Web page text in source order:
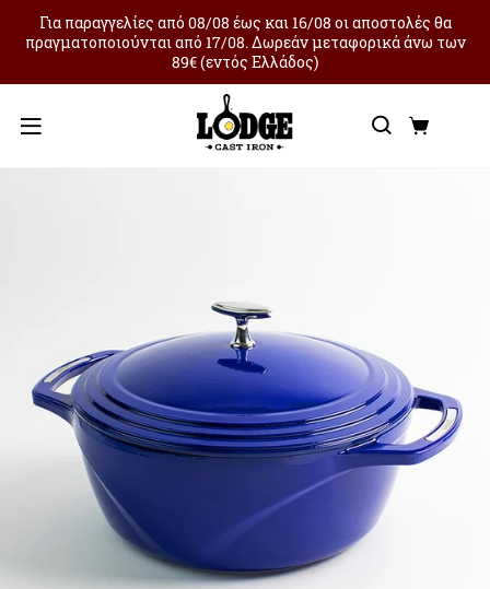
Για παραγγελίες από 08/08 έως και 16/08 οι αποστολές θα
πραγματοποιούνται από 17/08. Δωρεάν μεταφορικά άνω των
89€ (εντός Ελλάδος)
Μενού